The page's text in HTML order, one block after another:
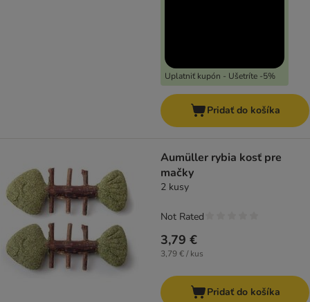
Uplatniť kupón - Ušetríte -5%
Pridať do košíka
Aumüller rybia kosť pre
mačky
2 kusy
3,79 €
3,79 € / kus
Not Rated
Pridať do košíka